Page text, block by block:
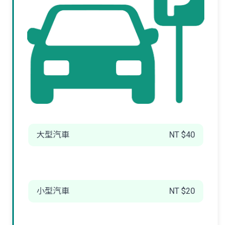
大型汽車 NT $40
小型汽車 NT $20